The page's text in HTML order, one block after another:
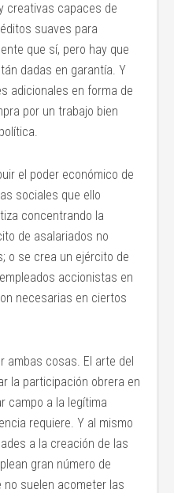
creativas capaces de
suaves para
que sí, pero hay que
dadas en garantía. Y
adicionales en forma de
por un trabajo bien
el poder económico de
sociales que ello
concentrando la
de asalariados no
o se crea un ejército de
accionistas en
necesarias en ciertos
ambas cosas. El arte del
la participación obrera en
campo a la legítima
requiere. Y al mismo
a la creación de las
gran número de
suelen acometer las